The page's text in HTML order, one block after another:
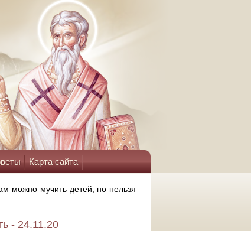
Карта сайта
можно мучить детей, но нельзя
- 24.11.20